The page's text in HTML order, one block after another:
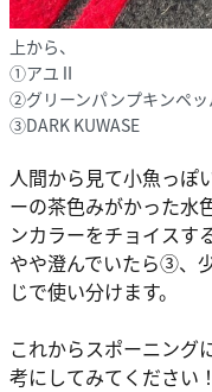
上から、
①アユⅡ
②グリーンパンプキンペ
③DARK KUWASE
人間から見て小魚っぽ
ーの茶色みがかった水
ンカラーをチョイスす
やや澄んでいたら③、
じで使い分けます。
これからスポーニング
考にしてみてください！